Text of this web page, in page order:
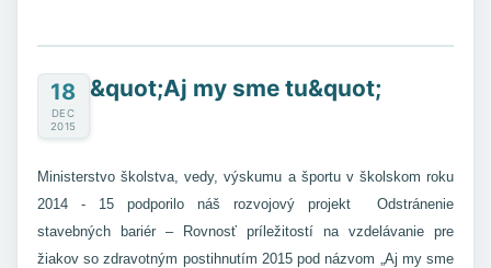
18
DEC
2015
&quot;Aj my sme tu&quot;
Ministerstvo školstva, vedy, výskumu a športu v školskom roku
2014 - 15 podporilo náš rozvojový projekt Odstránenie
stavebných bariér – Rovnosť príležitostí na vzdelávanie pre
žiakov so zdravotným postihnutím 2015 pod názvom „Aj my sme